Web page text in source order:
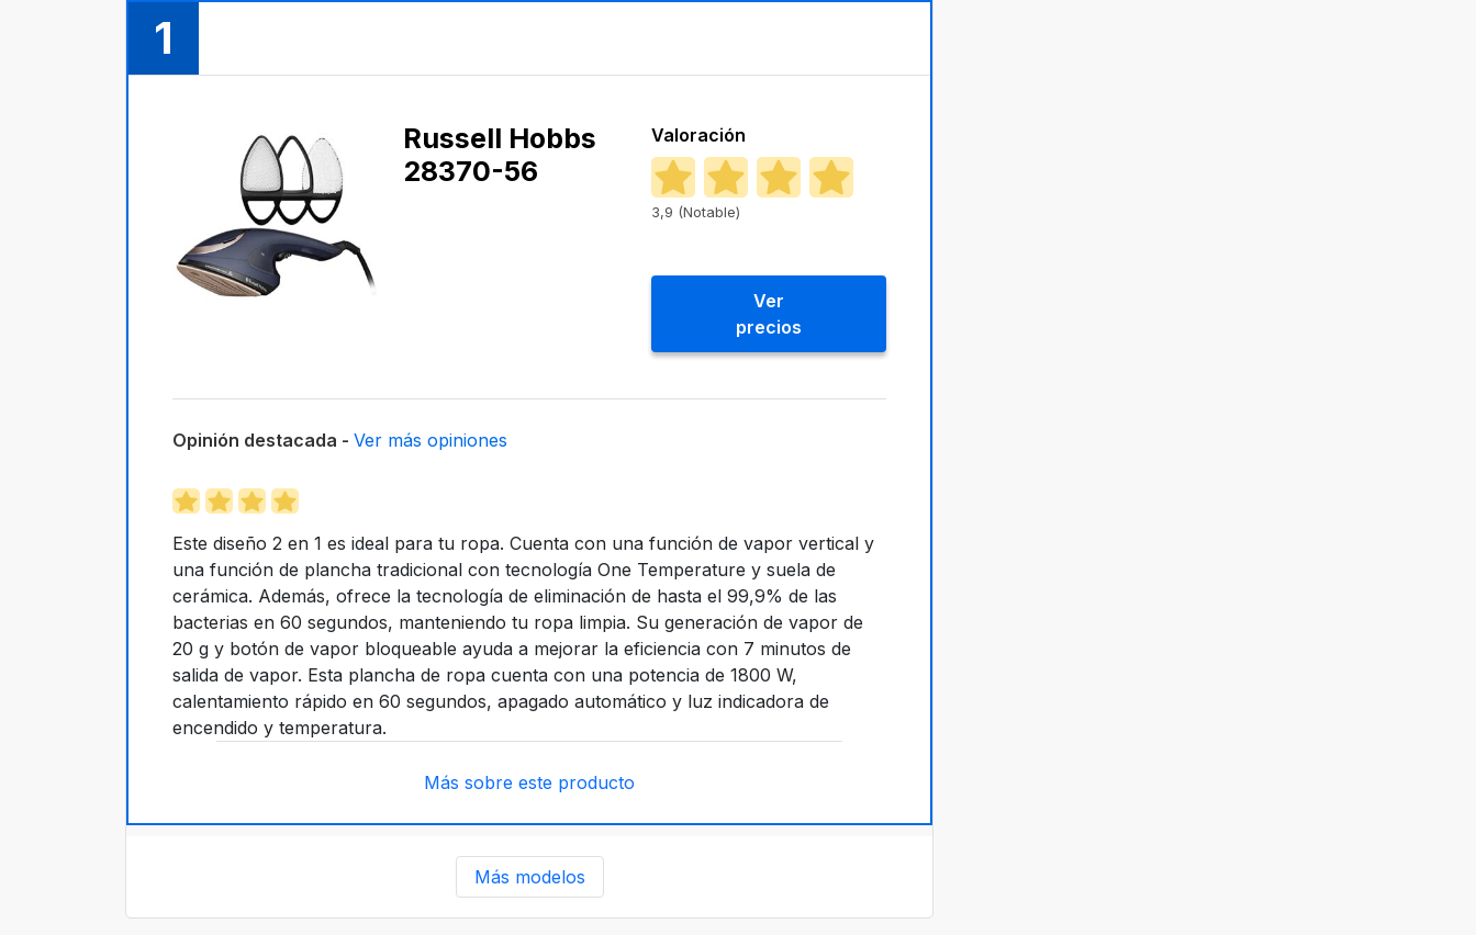
1
Russell Hobbs
‎28370-56
Valoración
3,9 (Notable)
Ver
precios
Opinión destacada - Ver más opiniones
Este diseño 2 en 1 es ideal para tu ropa. Cuenta con una función de vapor vertical y
una función de plancha tradicional con tecnología One Temperature y suela de
cerámica. Además, ofrece la tecnología de eliminación de hasta el 99,9% de las
bacterias en 60 segundos, manteniendo tu ropa limpia. Su generación de vapor de
20 g y botón de vapor bloqueable ayuda a mejorar la eficiencia con 7 minutos de
salida de vapor. Esta plancha de ropa cuenta con una potencia de 1800 W,
calentamiento rápido en 60 segundos, apagado automático y luz indicadora de
encendido y temperatura.
Más sobre este producto
Más modelos